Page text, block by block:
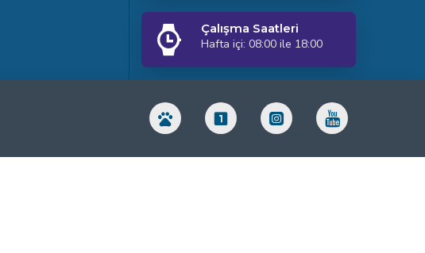
Çalışma Saatleri
Hafta içi: 08:00 ile 18:00